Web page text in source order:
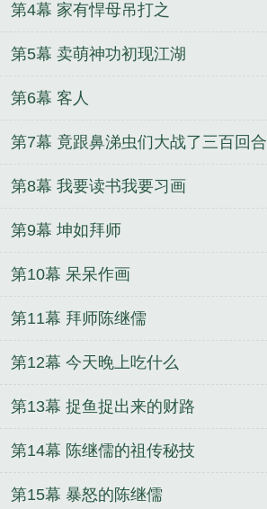
第4幕 家有悍母吊打之
第5幕 卖萌神功初现江湖
第6幕 客人
第7幕 竟跟鼻涕虫们大战了三百回合
第8幕 我要读书我要习画
第9幕 坤如拜师
第10幕 呆呆作画
第11幕 拜师陈继儒
第12幕 今天晚上吃什么
第13幕 捉鱼捉出来的财路
第14幕 陈继儒的祖传秘技
第15幕 暴怒的陈继儒